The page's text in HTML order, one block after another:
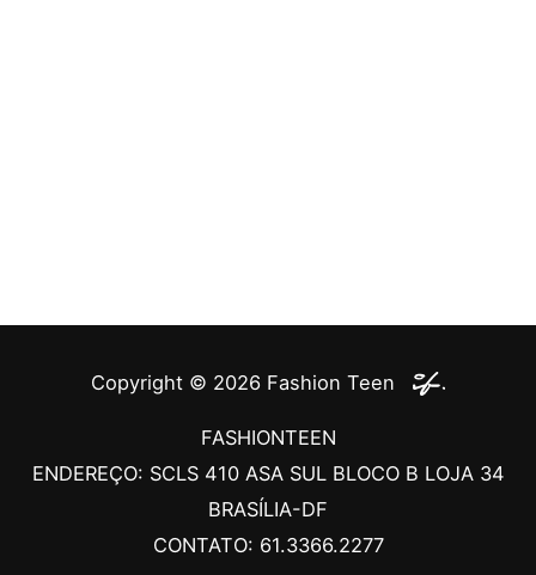
Copyright © 2026 Fashion Teen
FASHIONTEEN
ENDEREÇO: SCLS 410 ASA SUL BLOCO B LOJA 34
BRASÍLIA-DF
CONTATO: 61.3366.2277